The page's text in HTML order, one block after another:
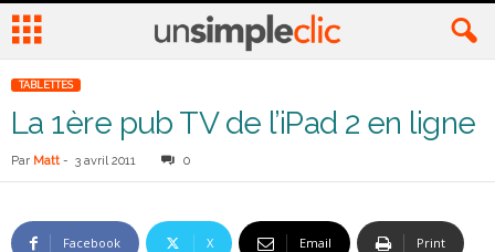
TABLETTES
La 1ère pub TV de l’iPad 2 en ligne
Par Matt - 3 avril 2011 0
Facebook X Email Print